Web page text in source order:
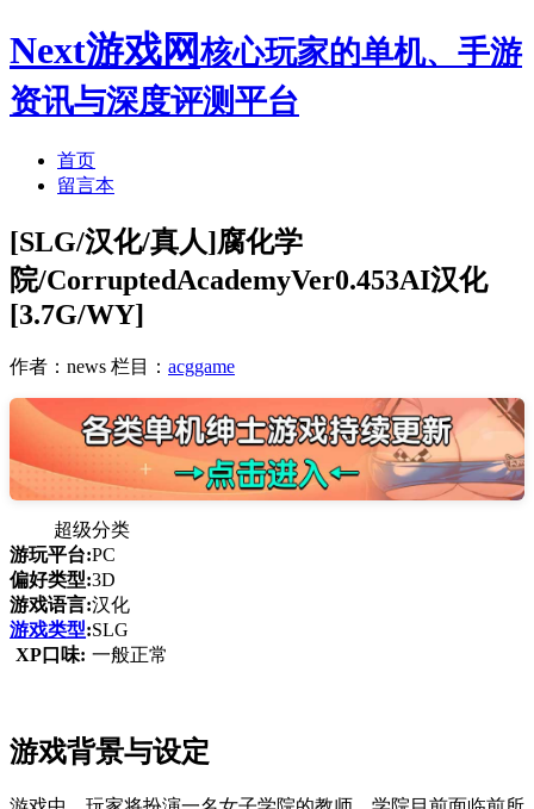
Next游戏网核心玩家的单机、手游
资讯与深度评测平台
首页
留言本
[SLG/汉化/真人]腐化学
院/CorruptedAcademyVer0.453AI汉化
[3.7G/WY]
作者：news 栏目： acggame
超级分类
游玩平台:PC
偏好类型:3D
游戏语言:汉化
游戏类型:SLG
XP口味: 一般正常
游戏背景与设定